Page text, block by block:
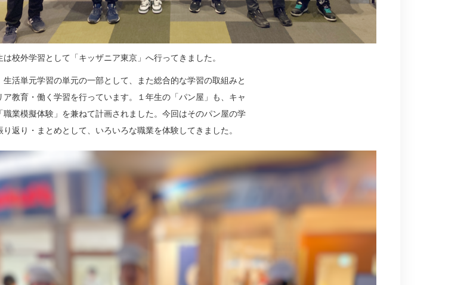
は校外学習として「キッザニア東京」へ行ってきました。
生活単元学習の単元の一部として、また総合的な学習の取組みと
ア教育・働く学習を行っています。１年生の「パン屋」も、キャ
職業模擬体験」を兼ねて計画されました。今回はそのパン屋の学
り返り・まとめとして、いろいろな職業を体験してきました。